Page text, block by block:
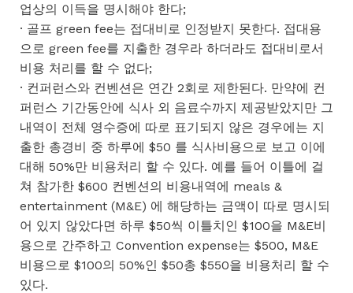
업상의 이득을 명시해야 한다;
· 골프 green fee는 접대비로 인정받지 못한다. 접대용
으로 green fee를 지출한 경우라 하더라도 접대비로서
비용 처리를 할 수 없다;
· 컨퍼런스와 컨벤션은 연간 2회로 제한된다. 만약에 컨
퍼런스 기간동안에 식사 외 음료수까지 제공받았지만 그
내역이 전체 영수증에 따로 표기되지 않은 경우에는 지
출한 총경비 중 하루에 $50 를 식사비용으로 보고 이에
대해 50%만 비용처리 할 수 있다. 예를 들어 이틀에 걸
쳐 참가한 $600 컨벤션의 비용내역에 meals &
entertainment (M&E) 에 해당하는 금액이 따로 명시되
어 있지 않았다면 하루 $50씩 이틀치인 $100을 M&E비
용으로 간주하고 Convention expense는 $500, M&E
비용으로 $100의 50%인 $50총 $550을 비용처리 할 수
있다.